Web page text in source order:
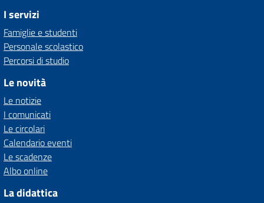
I servizi
Famiglie e studenti
Personale scolastico
Percorsi di studio
Le novità
Le notizie
I comunicati
Le circolari
Calendario eventi
Le scadenze
Albo online
La didattica